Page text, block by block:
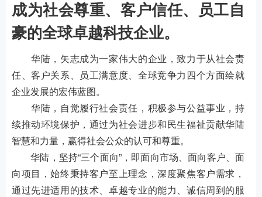
成为社会尊重、客户信任、员工自
豪的全球卓越科技企业。
华陆，矢志成为一家伟大的企业，致力于从社会责
任、客户关系、员工满意度、全球竞争力四个方面绘就
企业发展的宏伟蓝图。
华陆，自觉履行社会责任，积极参与公益事业，持
续推动环境保护，通过为社会进步和民生福祉贡献华陆
智慧和力量，赢得社会公众的认可和尊重。
华陆，坚持“三个面向”，即面向市场、面向客户、面
向项目，始终秉持客户至上理念，深度聚焦客户需求，
通过先进适用的技术、卓越专业的能力、诚信周到的服